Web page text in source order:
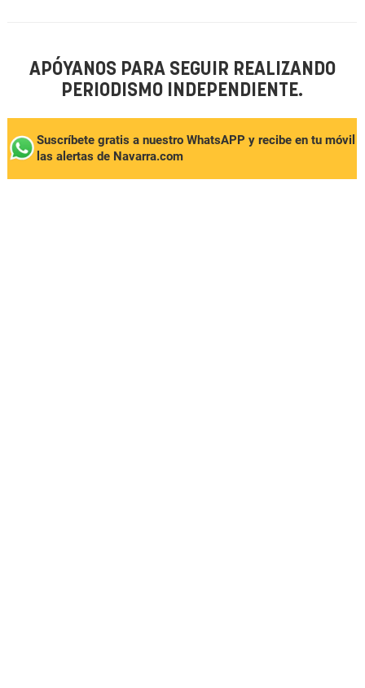
APÓYANOS PARA SEGUIR REALIZANDO
PERIODISMO INDEPENDIENTE.
Suscríbete gratis a nuestro WhatsAPP y recibe en tu móvil
las alertas de Navarra.com